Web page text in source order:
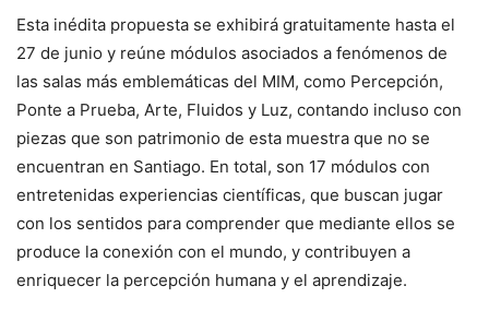
Esta inédita propuesta se exhibirá gratuitamente hasta el
27 de junio y reúne módulos asociados a fenómenos de
las salas más emblemáticas del MIM, como Percepción,
Ponte a Prueba, Arte, Fluidos y Luz, contando incluso con
piezas que son patrimonio de esta muestra que no se
encuentran en Santiago. En total, son 17 módulos con
entretenidas experiencias científicas, que buscan jugar
con los sentidos para comprender que mediante ellos se
produce la conexión con el mundo, y contribuyen a
enriquecer la percepción humana y el aprendizaje.